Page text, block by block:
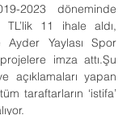
2023 döneminde
11 ihale aldı,
Yaylası Spor
imza attı.Şu
açıklamaları yapan
taraftarların ‘istifa’